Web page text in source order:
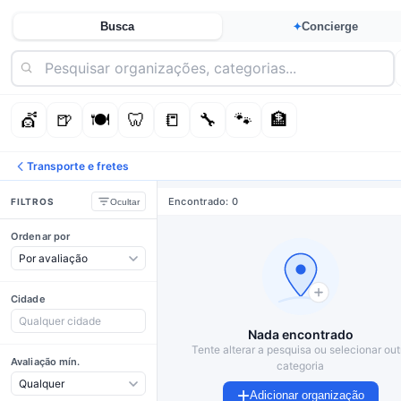
Busca ✦Concierge
💇 🍺 🍽️ 🦷 📒 🔧 🐾 🏦
Transporte e fretes
FILTROS Ocultar
Ordenar por
Cidade
Avaliação mín.
Encontrado: 0
Nada encontrado
Tente alterar a pesquisa ou selecionar
categoria
Adicionar organização